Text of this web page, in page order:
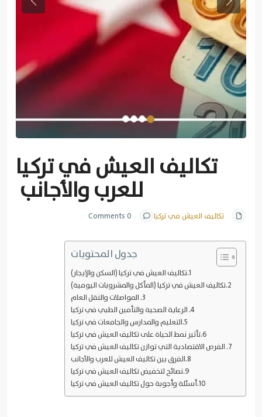
Previous Next
تكاليف العيش في تركيا
للعرب والأجانب
تكاليف العيش في تركيا
جدول المحتويات
تكاليف العيش في تركيا (السكن والإيجار)
تكاليف العيش في تركيا (المأكل والمشروبات اليومية)
المواصلات والنقل العام
الرعاية الصحية والتأمين الطبي في تركيا
التعليم والمدارس والجامعات في تركيا
تأثير نمط الحياة على تكاليف العيش في تركيا
الفرص الاقتصادية التي توازن تكاليف العيش في تركيا
الفرق بين تكاليف العيش للعرب والأجانب
نصائح لتخفيض تكاليف العيش في تركيا
أسئلة وأجوبة حول تكاليف العيش في تركيا